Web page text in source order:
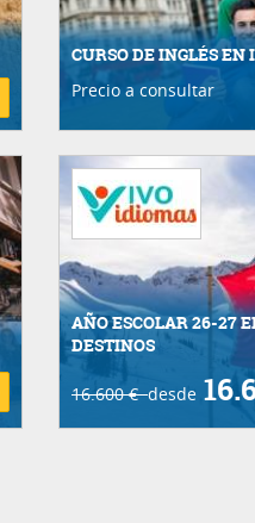
CURSO DE INGLÉS EN
Precio a consultar
AÑO ESCOLAR 26-27
DESTINOS
16.600 €desde